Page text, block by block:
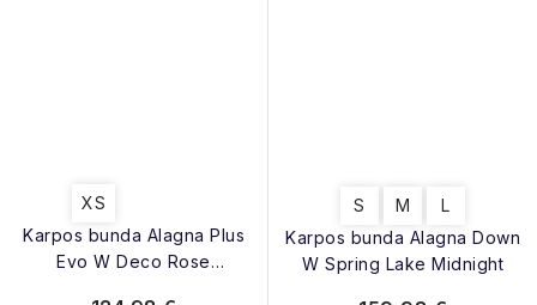
Karpos bunda Alagna Plus
Evo W Deco Rose
XS
Karpos bunda Alagna Down
W Spring Lake Midnight
S M L